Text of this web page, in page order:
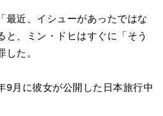
最近、イシューがあったではな
と、ミン・ドヒはすぐに「そう
た。
9月に彼女が公開した日本旅行中